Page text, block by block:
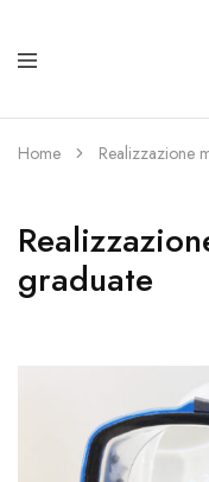
Home Realizzazione
graduate